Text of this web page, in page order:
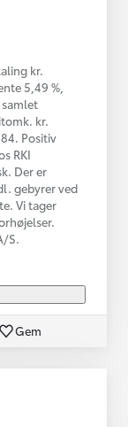
kr.
5,49 %,
kr.
Positiv
RKI
Der er
gebyrer ved
Vi tager
S.
Gem